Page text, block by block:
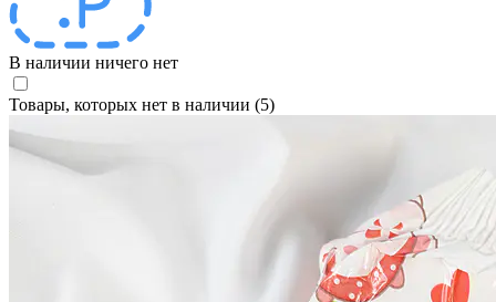
В наличии ничего нет
Товары, которых нет в наличии (5)